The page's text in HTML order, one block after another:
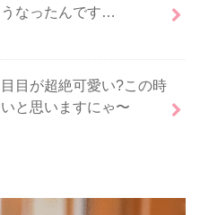
なったんです…
目が超絶可愛い?この時
と思いますにゃ〜